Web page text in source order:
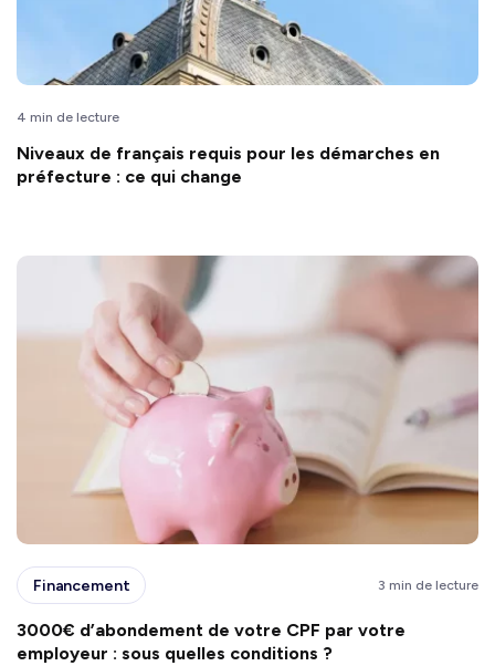
4 min de lecture
Niveaux de français requis pour les démarches en
préfecture : ce qui change
Financement 3 min de lecture
3000€ d’abondement de votre CPF par votre
employeur : sous quelles conditions ?